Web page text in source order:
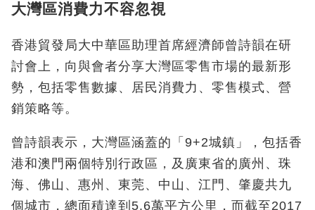
大灣區消費力不容忽視
香港貿發局大中華區助理首席經濟師曾詩韻在研
討會上，向與會者分享大灣區零售市場的最新形
勢，包括零售數據、居民消費力、零售模式、營
銷策略等。
曾詩韻表示，大灣區涵蓋的「9+2城鎮」，包括香
港和澳門兩個特別行政區，及廣東省的廣州、珠
海、佛山、惠州、東莞、中山、江門、肇慶共九
個城市，總面積達到5.6萬平方公里，而截至2017